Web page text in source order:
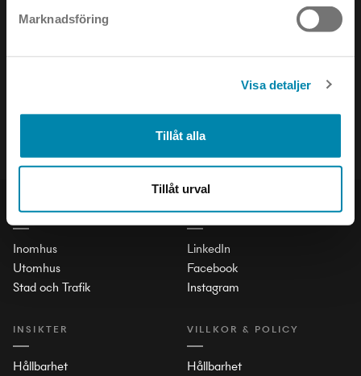
Marknadsföring
Visa detaljer
Tillåt alla
Tillåt urval
Håll dig uppdaterad om det senaste inom ljusets värld!
PRODUKTER
Inomhus
Utomhus
Stad och Trafik
INSIKTER
Hållbarhet
SOCIAL
LinkedIn
Facebook
Instagram
VILLKOR & POLICY
Hållbarhet